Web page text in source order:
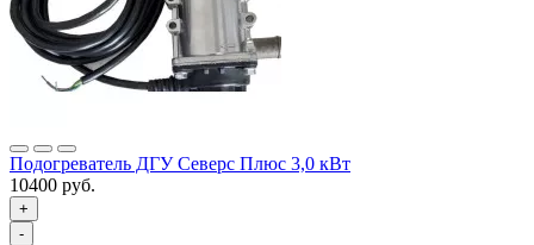
Подогреватель ДГУ Северс Плюс 3,0 кВт
10400 руб.
+
-